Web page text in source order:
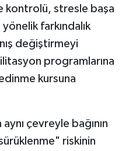
kontrolü, stresle başa
farkındalık
değiştirmeyi
programlarına
kursuna
çevreyle bağının
riskinin